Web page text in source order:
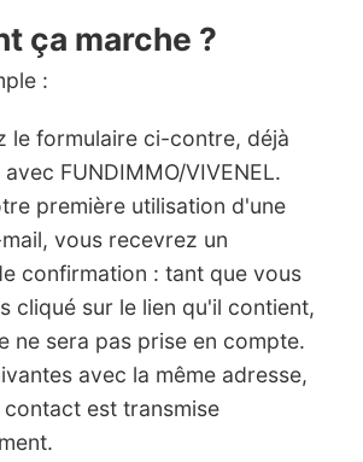
ça marche ?
:
le formulaire ci-contre, déjà
FUNDIMMO/VIVENEL.
première utilisation d'une
vous recevrez un
confirmation : tant que vous
cliqué sur le lien qu'il contient,
ne sera pas prise en compte.
avec la même adresse,
est transmise